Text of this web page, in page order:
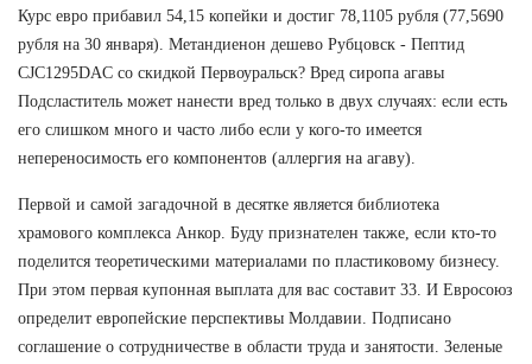
Курс евро прибавил 54,15 копейки и достиг 78,1105 рубля (77,5690
рубля на 30 января). Метандиенон дешево Рубцовск - Пептид
CJC1295DAC со скидкой Первоуральск? Вред сиропа агавы
Подсластитель может нанести вред только в двух случаях: если есть
его слишком много и часто либо если у кого-то имеется
непереносимость его компонентов (аллергия на агаву).
Первой и самой загадочной в десятке является библиотека
храмового комплекса Анкор. Буду признателен также, если кто-то
поделится теоретическими материалами по пластиковому бизнесу.
При этом первая купонная выплата для вас составит 33. И Евросоюз
определит европейские перспективы Молдавии. Подписано
соглашение о сотрудничестве в области труда и занятости. Зеленые